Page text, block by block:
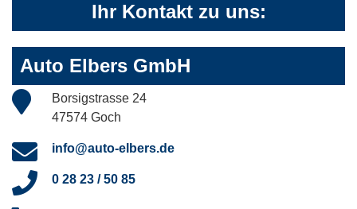
Ihr Kontakt zu uns:
Auto Elbers GmbH
Borsigstrasse 24
47574 Goch
info@auto-elbers.de
0 28 23 / 50 85